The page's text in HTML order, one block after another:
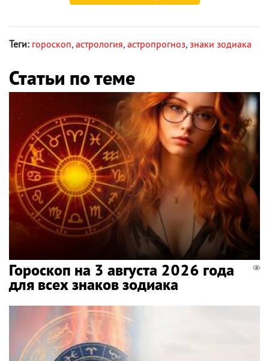
Теги: гороскоп, астрология, астропрогноз, знаки зодиака
Статьи по теме
Гороскоп на 3 августа 2026 года
для всех знаков зодиака